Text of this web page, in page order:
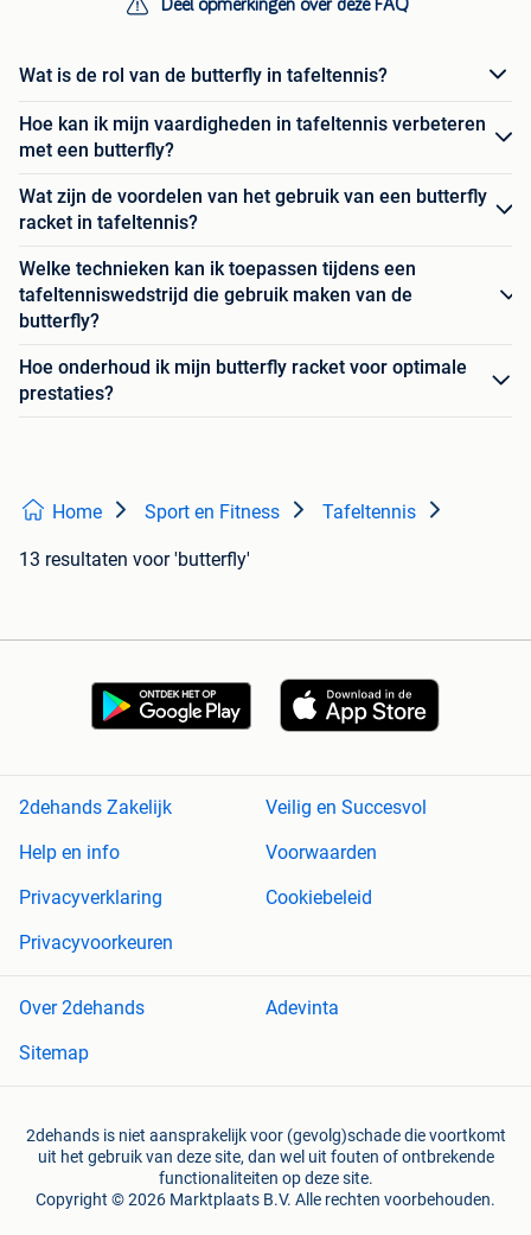
Deel opmerkingen over deze FAQ
Wat is de rol van de butterfly in tafeltennis?
Hoe kan ik mijn vaardigheden in tafeltennis verbeteren
met een butterfly?
Wat zijn de voordelen van het gebruik van een butterfly
racket in tafeltennis?
Welke technieken kan ik toepassen tijdens een
tafeltenniswedstrijd die gebruik maken van de
butterfly?
Hoe onderhoud ik mijn butterfly racket voor optimale
prestaties?
Home Sport en Fitness Tafeltennis
13 resultaten voor 'butterfly'
2dehands Zakelijk
Veilig en Succesvol
Help en info
Voorwaarden
Privacyverklaring
Cookiebeleid
Privacyvoorkeuren
Over 2dehands
Adevinta
Sitemap
2dehands is niet aansprakelijk voor (gevolg)schade die voortkomt
uit het gebruik van deze site, dan wel uit fouten of ontbrekende
functionaliteiten op deze site.
Copyright © 2026 Marktplaats B.V. Alle rechten voorbehouden.